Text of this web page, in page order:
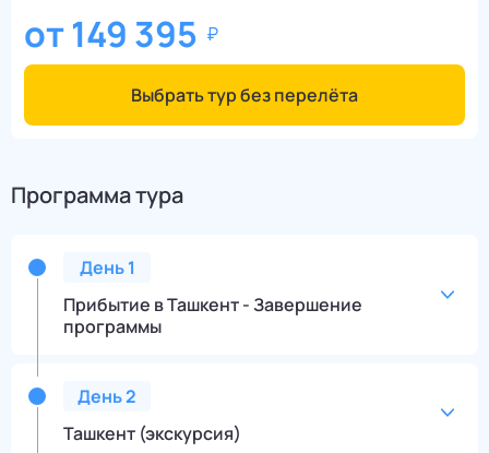
от149 395
Выбрать тур без перелёта
Программа тура
День1
Прибытие в Ташкент - Завершение
программы
День2
Ташкент (экскурсия)